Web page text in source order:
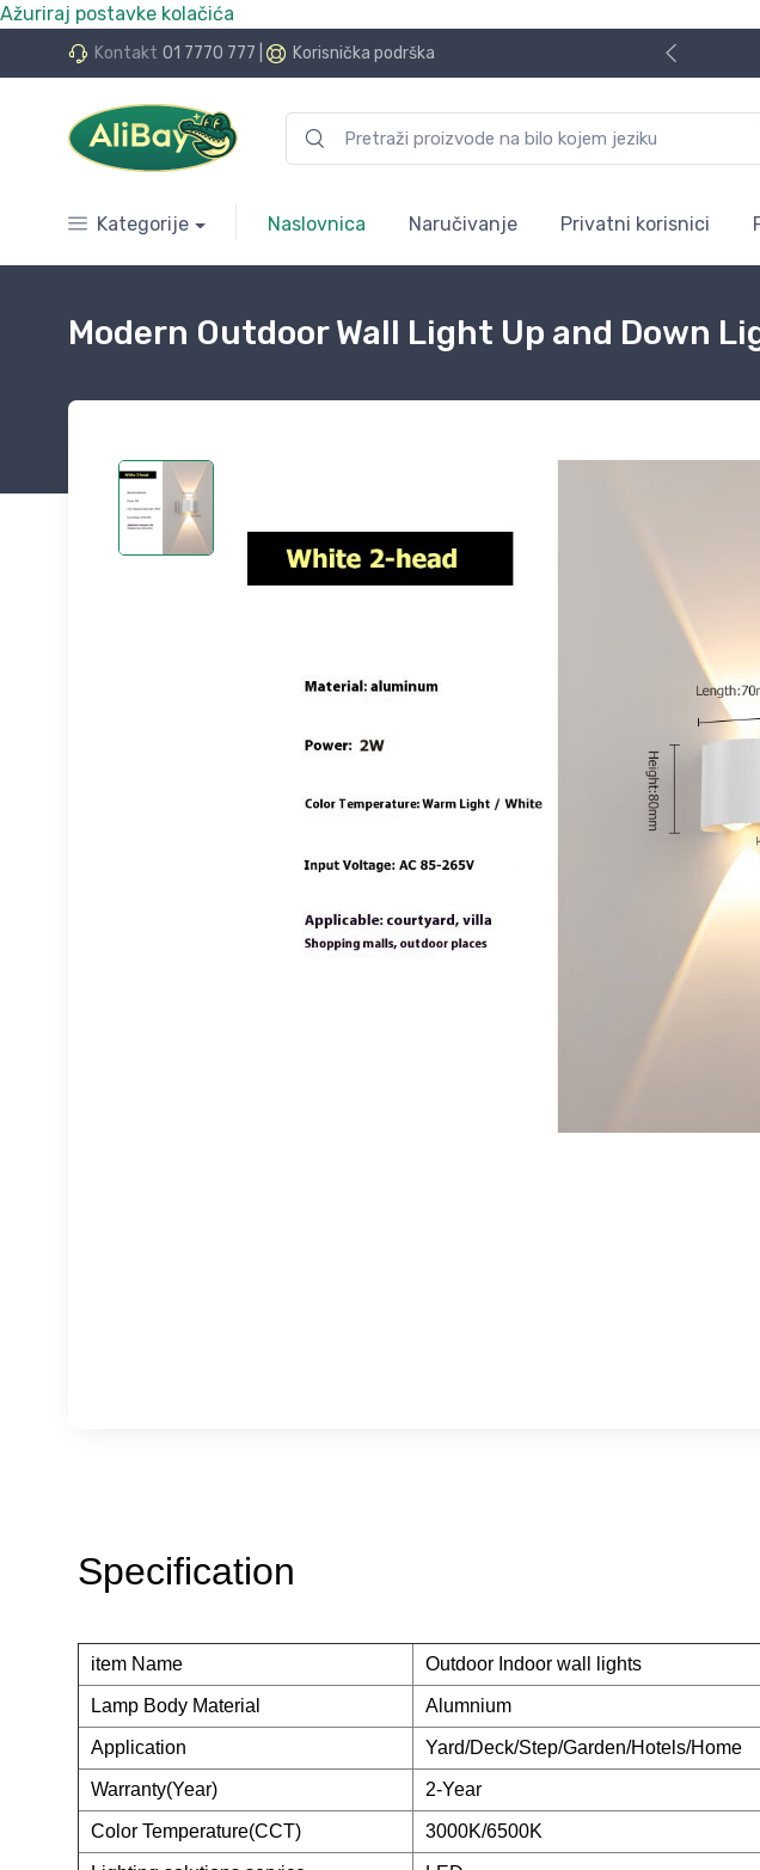
Ažuriraj postavke kolačića
Kontakt 01 7770 777 Korisnička podrška
24 rate bez kamata
Kategorije Naslovnica Naručivanje Privatni korisnici
Modern Outdoor Wall Light Up and Down